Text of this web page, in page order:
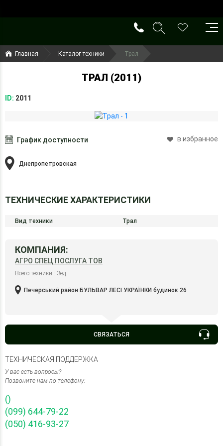
(099) 644-79-22
(050) 416-93-27
Главная Каталог техники Трал
ТРАЛ (2011)
ID: 2011
График доступности в избранное
Днепропетровская
ТЕХНИЧЕСКИЕ ХАРАКТЕРИСТИКИ
Вид техники Трал
КОМПАНИЯ:
АГРО СПЕЦ ПОСЛУГА ТОВ
Всего техники : 3ед.
Печерський район БУЛЬВАР ЛЕСІ УКРАЇНКИ будинок 26
СВЯЗАТЬСЯ
ТЕХНИЧЕСКАЯ ПОДДЕРЖКА
У вас есть вопросы?
Позвоните нам по телефону:
()
(099) 644-79-22
(050) 416-93-27